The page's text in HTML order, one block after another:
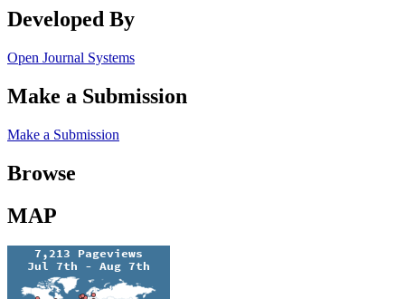
Developed By
Open Journal Systems
Make a Submission
Make a Submission
Browse
MAP